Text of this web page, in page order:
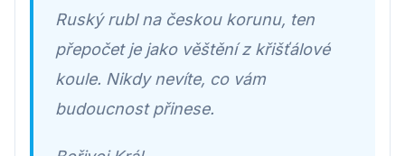
Ruský rubl na českou korunu, ten
přepočet je jako věštění z křišťálové
koule. Nikdy nevíte, co vám
budoucnost přinese.